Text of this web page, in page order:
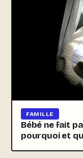
FAMILLE
Bébé ne fait
pourquoi et